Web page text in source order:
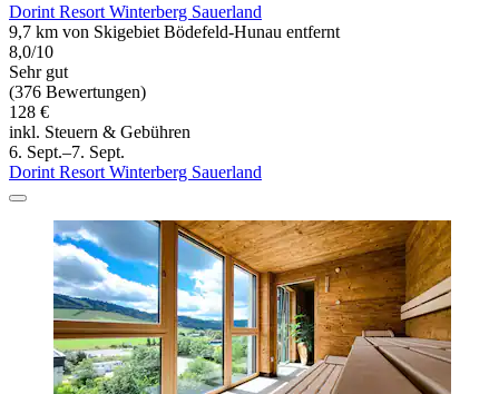
Dorint Resort Winterberg Sauerland
9,7 km von Skigebiet Bödefeld-Hunau entfernt
8,0/10
Sehr gut
(376 Bewertungen)
128 €
inkl. Steuern & Gebühren
6. Sept.–7. Sept.
Dorint Resort Winterberg Sauerland